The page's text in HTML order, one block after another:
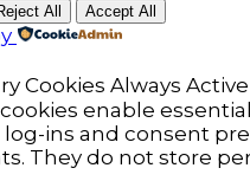
All Accept All
Cookies Always Active
enable
log-ins and consent
They do not store